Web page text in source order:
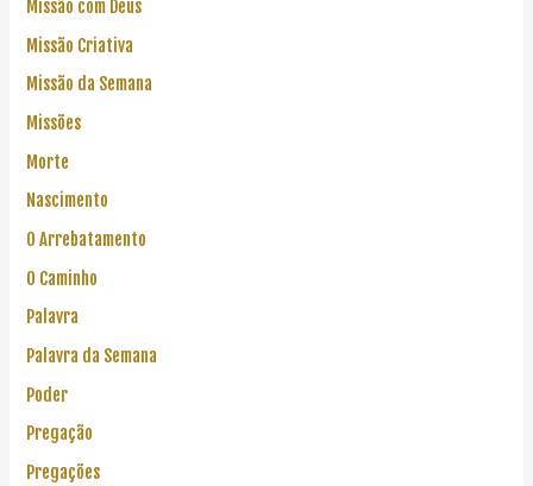
Missão com Deus
Missão Criativa
Missão da Semana
Missões
Morte
Nascimento
O Arrebatamento
O Caminho
Palavra
Palavra da Semana
Poder
Pregação
Pregações